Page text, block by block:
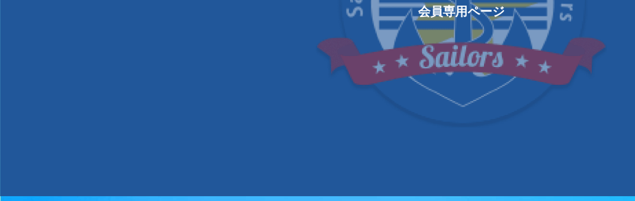
会員専用ページ